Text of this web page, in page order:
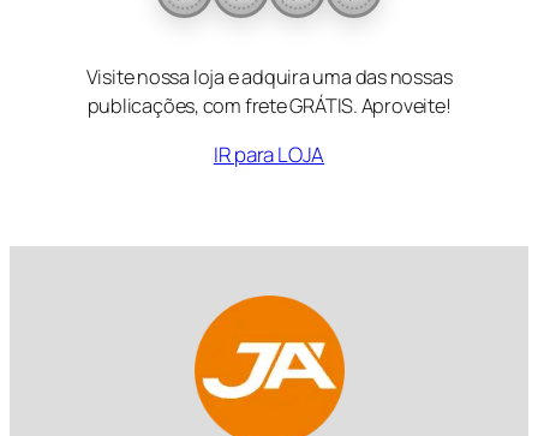
Visite nossa loja e adquira uma das nossas
publicações, com frete GRÁTIS. Aproveite!
IR para LOJA